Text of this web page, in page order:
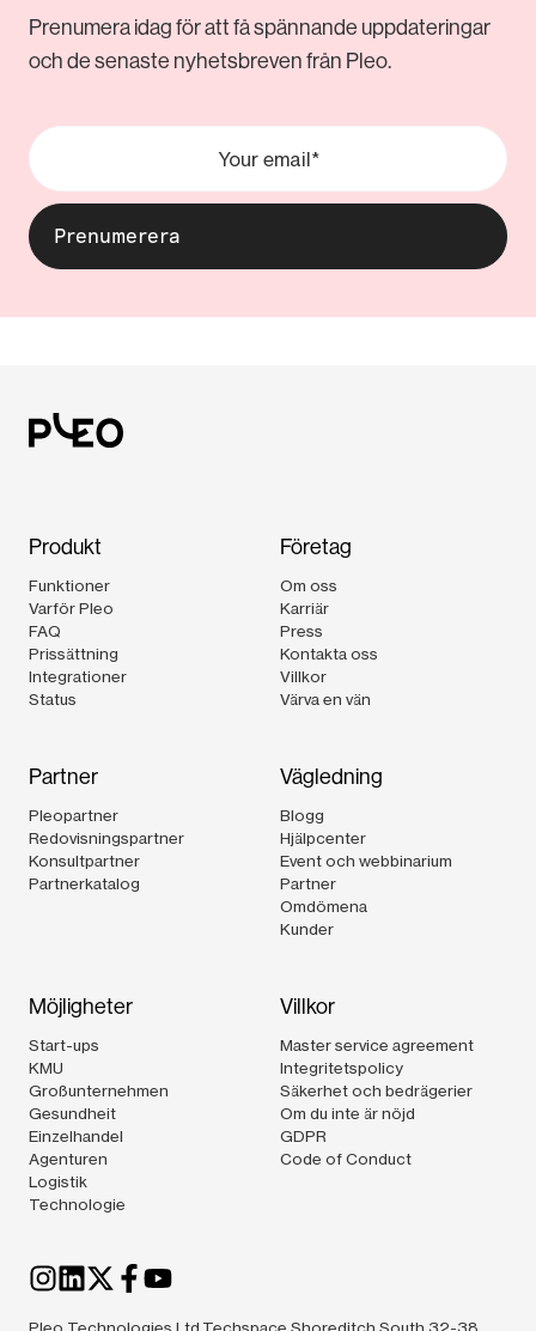
Prenumera idag för att få spännande uppdateringar
och de senaste nyhetsbreven från Pleo.
Produkt
Funktioner
Varför Pleo
FAQ
Prissättning
Integrationer
Status
Företag
Om oss
Karriär
Press
Kontakta oss
Villkor
Värva en vän
Partner
Pleopartner
Redovisningspartner
Konsultpartner
Partnerkatalog
Vägledning
Blogg
Hjälpcenter
Event och webbinarium
Partner
Omdömena
Kunder
Möjligheter
Start-ups
KMU
Großunternehmen
Gesundheit
Einzelhandel
Agenturen
Logistik
Technologie
Villkor
Master service agreement
Integritetspolicy
Säkerhet och bedrägerier
Om du inte är nöjd
GDPR
Code of Conduct